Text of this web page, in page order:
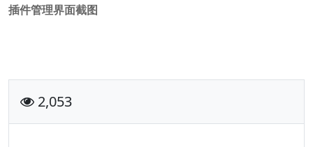
插件管理界面截图
2,053